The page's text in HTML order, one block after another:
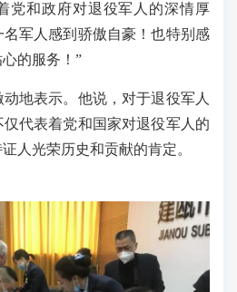
党和政府对退役军人的深情厚
军人感到骄傲自豪！也特别感
的服务！”
表示。他说，对于退役军人
代表着党和国家对退役军人的
人光荣历史和贡献的肯定。